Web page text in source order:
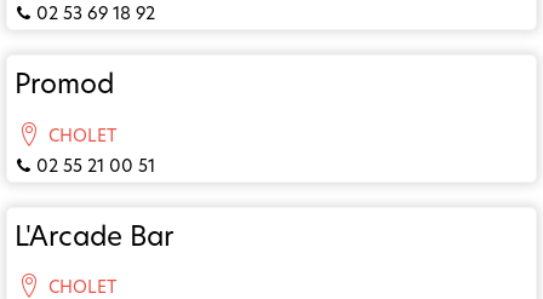
02 53 69 18 92
Promod
CHOLET
02 55 21 00 51
L'Arcade Bar
CHOLET